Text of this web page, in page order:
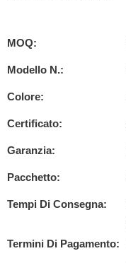
MOQ:
Modello N.:
Colore:
Certificato:
Garanzia:
Pacchetto:
Tempi Di Consegna:
Termini Di Pagamento: